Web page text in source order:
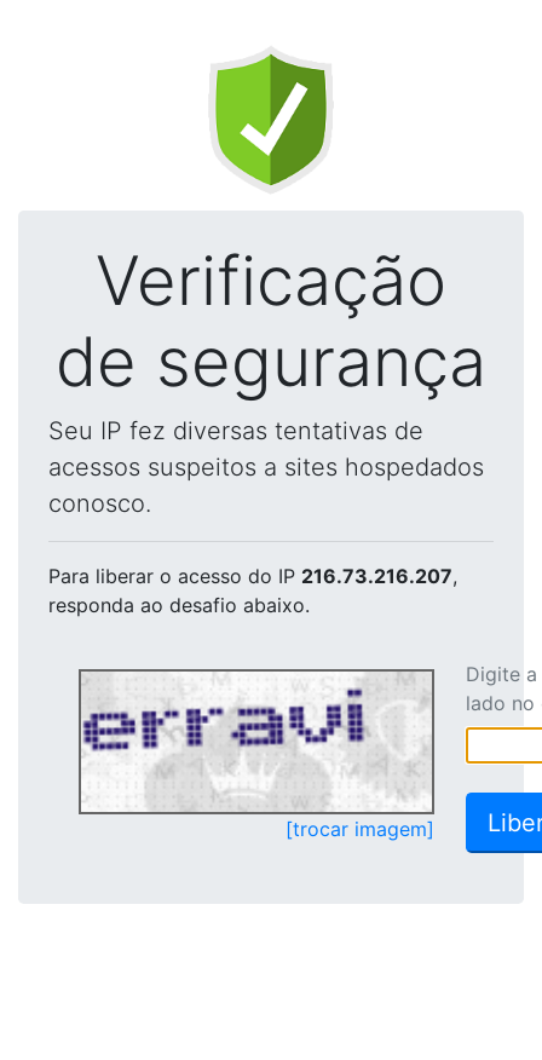
Verificação
de segurança
Seu IP fez diversas tentativas de
acessos suspeitos a sites hospedados
conosco.
Para liberar o acesso do IP 216.73.216.207,
responda ao desafio abaixo.
[trocar imagem]
Digite
lado no